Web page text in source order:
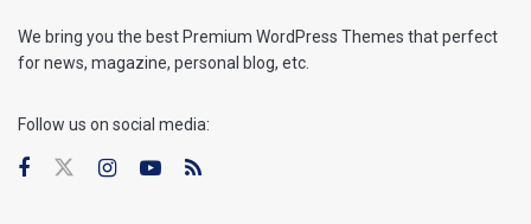
We bring you the best Premium WordPress Themes that perfect
for news, magazine, personal blog, etc.
Follow us on social media: